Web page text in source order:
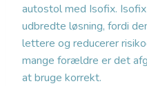
autostol med Isofix.
udbredte løsning, fordi
lettere og reducerer
mange forældre er det
at bruge korrekt.